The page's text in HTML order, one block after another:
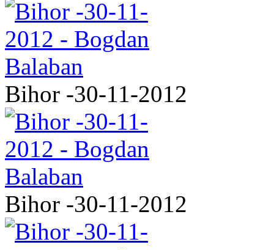
Bihor -30-11-2012
Bihor -30-11-2012